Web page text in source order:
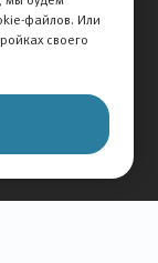
файлов. Или
своего